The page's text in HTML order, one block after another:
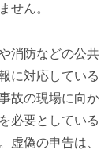
せん。
消防などの公共
に対応している
故の現場に向か
必要としている
虚偽の申告は、